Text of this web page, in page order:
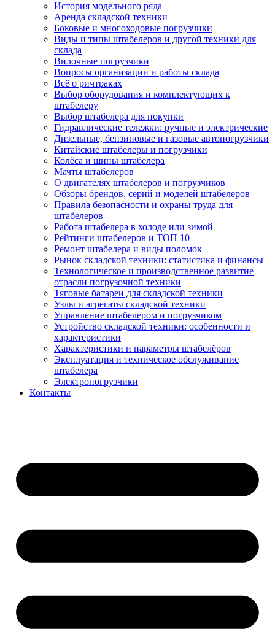
История модельного ряда
Аренда складской техники
Боковые и многоходовые погрузчики
Виды и типы штабелеров и другой техники для
склада
Вилочные погрузчики
Вопросы организации и работы склада
Всё о ричтраках
Выбор оборудования и комплектующих к
штабелеру
Выбор штабелера для покупки
Гидравлические тележки: ручные и электрические
Дизельные, бензиновые и газовые автопогрузчики
Китайские штабелеры и погрузчики
Колёса и шины штабелера
Мачты штабелеров
О двигателях штабелеров и погрузчиков
Обзоры брендов, серий и моделей штабелеров
Правила безопасности и охраны труда для
штабелеров
Работа штабелера в холоде или зимой
Рейтинги штабелеров и ТОП 10
Ремонт штабелера и виды поломок
Рынок складской техники: статистика и финансы
Технологическое и производственное развитие
отрасли погрузочной техники
Тяговые батареи для складской техники
Узлы и агрегаты складской техники
Управление штабелером и погрузчиком
Устройство складской техники: особенности и
характеристики
Характеристики и параметры штабелёров
Эксплуатация и техническое обслуживание
штабелера
Электропогрузчики
Контакты